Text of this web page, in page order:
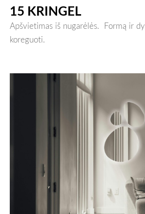
15 KRINGEL
Apšvietimas iš nugarėlės. Formą ir
koreguoti.